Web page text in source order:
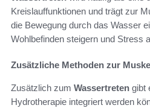
Kreislauffunktionen und trägt zur
die Bewegung durch das Wasser
Wohlbefinden steigern und Stress
Zusätzliche Methoden zur
Zusätzlich zum Wassertreten gibt
Hydrotherapie integriert werden